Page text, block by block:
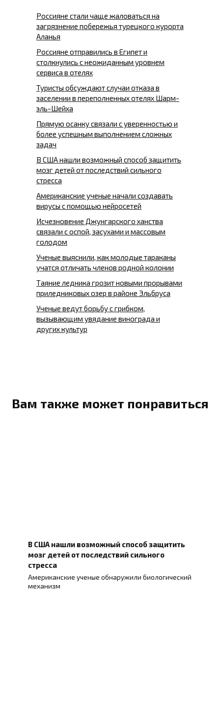
Россияне стали чаще жаловаться на
загрязнение побережья турецкого курорта
Аланья
Россияне отправились в Египет и
столкнулись с неожиданным уровнем
сервиса в отелях
Туристы обсуждают случаи отказа в
заселении в переполненных отелях Шарм-
эль-Шейха
Прямую осанку связали с уверенностью и
более успешным выполнением сложных
задач
В США нашли возможный способ защитить
мозг детей от последствий сильного
стресса
Американские ученые начали создавать
вирусы с помощью нейросетей
Исчезновение Джунгарского ханства
связали с оспой, засухами и массовым
голодом
Ученые выяснили, как молодые тараканы
учатся отличать членов родной колонии
Таяние ледника грозит новыми прорывами
приледниковых озер в районе Эльбруса
Ученые ведут борьбу с грибком,
вызывающим увядание винограда и
других культур
Вам также может понравиться
В США нашли возможный способ защитить
мозг детей от последствий сильного
стресса
Американские ученые обнаружили биологический
механизм